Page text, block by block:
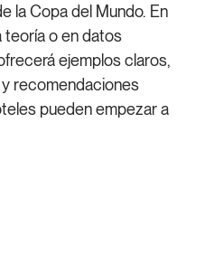
la Copa del Mundo. En
teoría o en datos
ejemplos claros,
recomendaciones
pueden empezar a